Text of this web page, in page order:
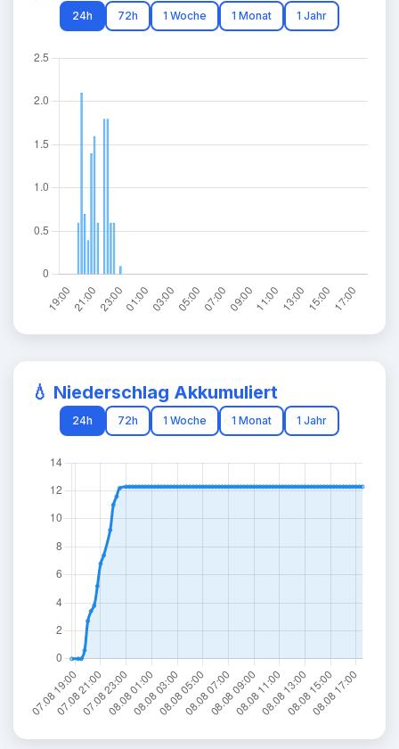
24h 72h 1 Woche 1 Monat 1 Jahr
💧 Niederschlag Akkumuliert
24h 72h 1 Woche 1 Monat 1 Jahr